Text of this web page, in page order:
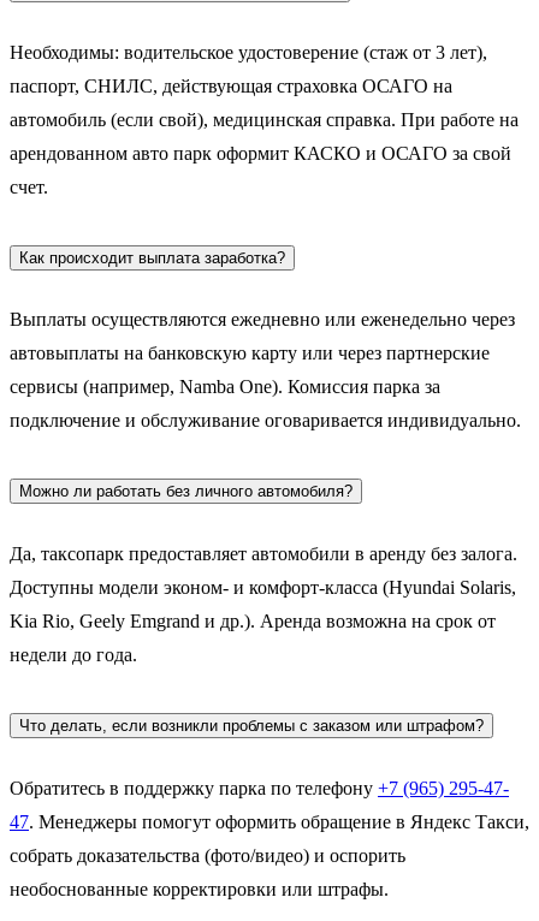
Необходимы: водительское удостоверение (стаж от 3 лет),
паспорт, СНИЛС, действующая страховка ОСАГО на
автомобиль (если свой), медицинская справка. При работе на
арендованном авто парк оформит КАСКО и ОСАГО за свой
счет.
Как происходит выплата заработка?
Выплаты осуществляются ежедневно или еженедельно через
автовыплаты на банковскую карту или через партнерские
сервисы (например, Namba One). Комиссия парка за
подключение и обслуживание оговаривается индивидуально.
Можно ли работать без личного автомобиля?
Да, таксопарк предоставляет автомобили в аренду без залога.
Доступны модели эконом- и комфорт-класса (Hyundai Solaris,
Kia Rio, Geely Emgrand и др.). Аренда возможна на срок от
недели до года.
Что делать, если возникли проблемы с заказом или штрафом?
Обратитесь в поддержку парка по телефону +7 (965) 295-47-
47. Менеджеры помогут оформить обращение в Яндекс Такси,
собрать доказательства (фото/видео) и оспорить
необоснованные корректировки или штрафы.